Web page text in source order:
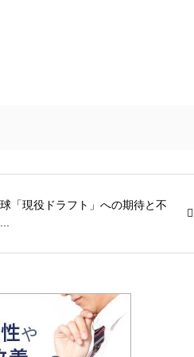
「現役ドラフト」への期待と不